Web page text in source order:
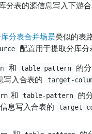
分表的源信息写入下游
分表合并场景类似的表
配置用于提取分库分
和 table-pattern 的
写入合表的 target-
和 table-pattern 的
息写入合表的 target-